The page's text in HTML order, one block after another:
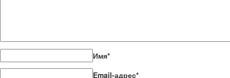
Имя*
Email-адрес*